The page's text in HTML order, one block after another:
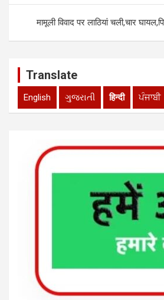
p
k
मामूली विवाद पर लाठियां चली,चार
Translate
English ગુજરાતી हिन्दी ਪੰਜਾਬੀ